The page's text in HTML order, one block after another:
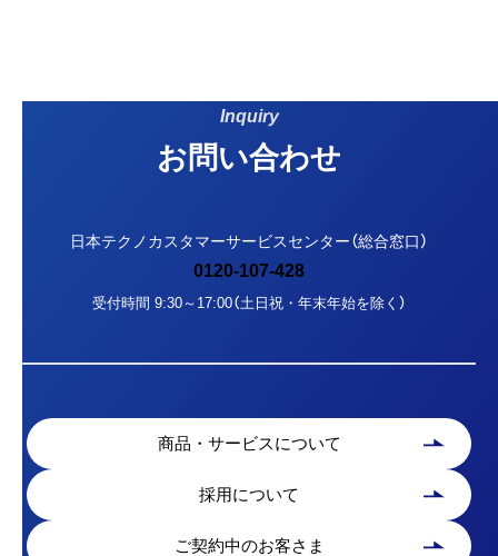
Inquiry
お問い合わせ
日本テクノカスタマーサービスセンター（総合窓口）
0120-107-428
受付時間 9:30～17:00（土日祝・年末年始を除く）
商品・サービスについて
採用について
ご契約中のお客さま